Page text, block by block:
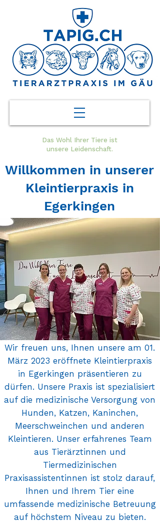
Das Wohl Ihrer Tiere ist
unsere Leidenschaft.
Willkommen in unserer
Kleintierpraxis in
Egerkingen
Wir freuen uns, Ihnen unsere am 01.
März 2023 eröffnete Kleintierpraxis
in Egerkingen präsentieren zu
dürfen. Unsere Praxis ist spezialisiert
auf die medizinische Versorgung von
Hunden, Katzen, Kaninchen,
Meerschweinchen und anderen
Kleintieren. Unser erfahrenes Team
aus Tierärztinnen und
Tiermedizinischen
Praxisassistentinnen ist stolz darauf,
Ihnen und Ihrem Tier eine
umfassende medizinische Betreuung
auf höchstem Niveau zu bieten.